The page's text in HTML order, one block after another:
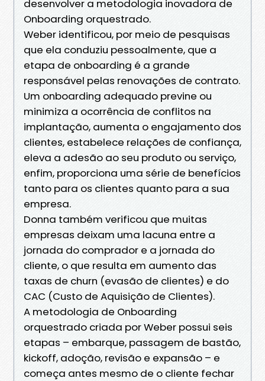
desenvolver a metodologia inovadora de
Onboarding orquestrado.
Weber identificou, por meio de pesquisas
que ela conduziu pessoalmente, que a
etapa de onboarding é a grande
responsável pelas renovações de contrato.
Um onboarding adequado previne ou
minimiza a ocorrência de conflitos na
implantação, aumenta o engajamento dos
clientes, estabelece relações de confiança,
eleva a adesão ao seu produto ou serviço,
enfim, proporciona uma série de benefícios
tanto para os clientes quanto para a sua
empresa.
Donna também verificou que muitas
empresas deixam uma lacuna entre a
jornada do comprador e a jornada do
cliente, o que resulta em aumento das
taxas de churn (evasão de clientes) e do
CAC (Custo de Aquisição de Clientes).
A metodologia de Onboarding
orquestrado criada por Weber possui seis
etapas – embarque, passagem de bastão,
kickoff, adoção, revisão e expansão – e
começa antes mesmo de o cliente fechar